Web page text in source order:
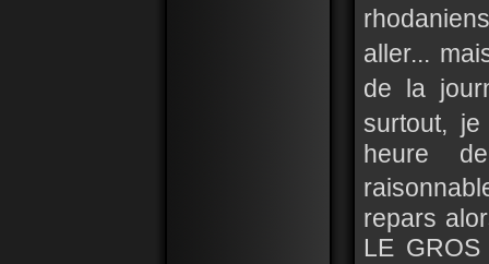
aller...
de la
surtout,
heure
repars
LE